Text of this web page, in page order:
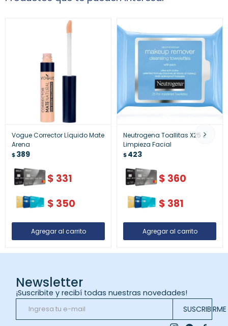
Vogue Corrector Líquido Mate
Arena
$389
$ 331
$ 350
Neutrogena Toallitas X25 ¿
Limpieza Facial
$423
$ 360
$ 381
Newsletter
¡Suscribite y recibí todas nuestras novedades!
SUSCRIBIRME